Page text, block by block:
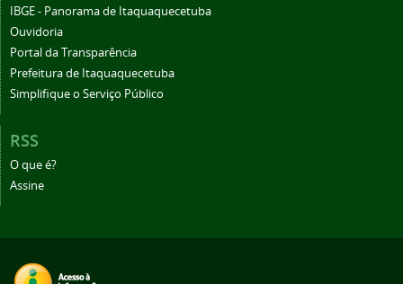
IBGE - Panorama de Itaquaquecetuba
Ouvidoria
Portal da Transparência
Prefeitura de Itaquaquecetuba
Simplifique o Serviço Público
RSS
O que é?
Assine